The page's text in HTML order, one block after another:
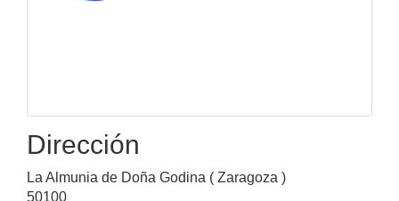
Dirección
La Almunia de Doña Godina ( Zaragoza )
50100